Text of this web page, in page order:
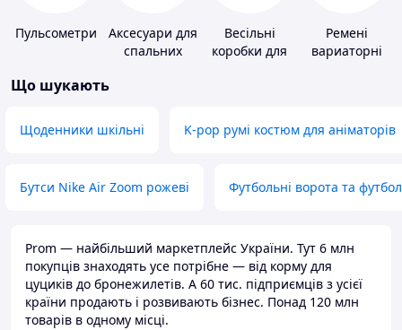
Пульсометри
Аксесуари для
спальних
Весільні
коробки для
Ремені
вариаторні
Що шукають
Щоденники шкільні K-pop румі костюм для аніматорів
Бутси Nike Air Zoom рожеві Футбольні ворота та
Prom — найбільший маркетплейс України. Тут 6 млн
покупців знаходять усе потрібне — від корму для
цуциків до бронежилетів. А 60 тис. підприємців з усієї
країни продають і розвивають бізнес. Понад 120 млн
товарів в одному місці.